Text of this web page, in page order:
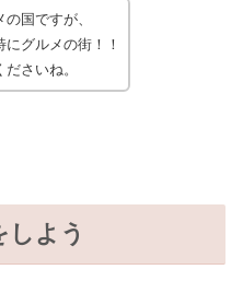
国ですが、
グルメの街！！
さいね。
よう